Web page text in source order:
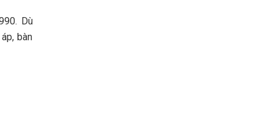
Dù
bàn